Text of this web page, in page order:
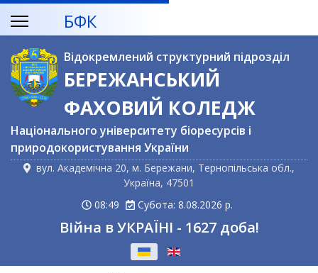
БФК
Відокремлений структурний підрозділ
БЕРЕЖАНСЬКИЙ
ФАХОВИЙ КОЛЕДЖ
Національного університету біоресурсів і
природокористування України
вул. Академічна 20, м. Бережани, Тернопільська обл.,
Україна, 47501
08:49
Субота: 8.08.2026 р.
Війна в УКРАЇНІ - 1627 доба!